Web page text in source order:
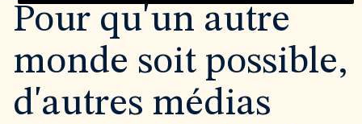
Pour qu'un autre
monde soit possible,
d'autres médias